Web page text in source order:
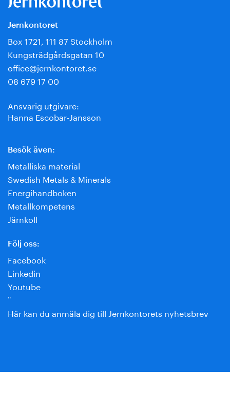
Jernkontoret
Box 1721, 111 87 Stockholm
Kungsträdgårdsgatan 10
office@jernkontoret.se
08 679 17 00
Ansvarig utgivare:
Hanna Escobar-Jansson
Besök även:
Metalliska material
Swedish Metals & Minerals
Energihandboken
Metallkompetens
Järnkoll
Följ oss:
Facebook
Linkedin
Youtube
¨
Här kan du anmäla dig till Jernkontorets nyhetsbrev